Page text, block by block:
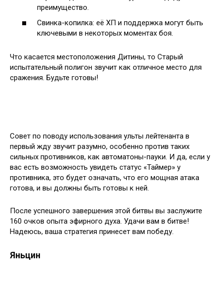
преимущество.
Свинка-копилка: её ХП и поддержка могут быть
ключевыми в некоторых моментах боя.
Что касается местоположения Дитины, то Старый
испытательный полигон звучит как отличное место для
сражения. Будьте готовы!
Совет по поводу использования ульты лейтенанта в
первый жду звучит разумно, особенно против таких
сильных противников, как автоматоны-пауки. И да, если у
вас есть возможность увидеть статус «Таймер» у
противника, это будет означать, что его мощная атака
готова, и вы должны быть готовы к ней.
После успешного завершения этой битвы вы заслужите
160 очков опыта эфирного духа. Удачи вам в битве!
Надеюсь, ваша стратегия принесет вам победу.
Яньцин